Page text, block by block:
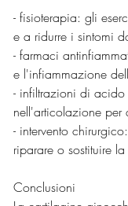
- fisioterapia: gli
e a ridurre i sintomi
- farmaci
e l'infiammazione
- infiltrazioni di acido
nell'articolazione per
- intervento
riparare o sostituire
Conclusioni